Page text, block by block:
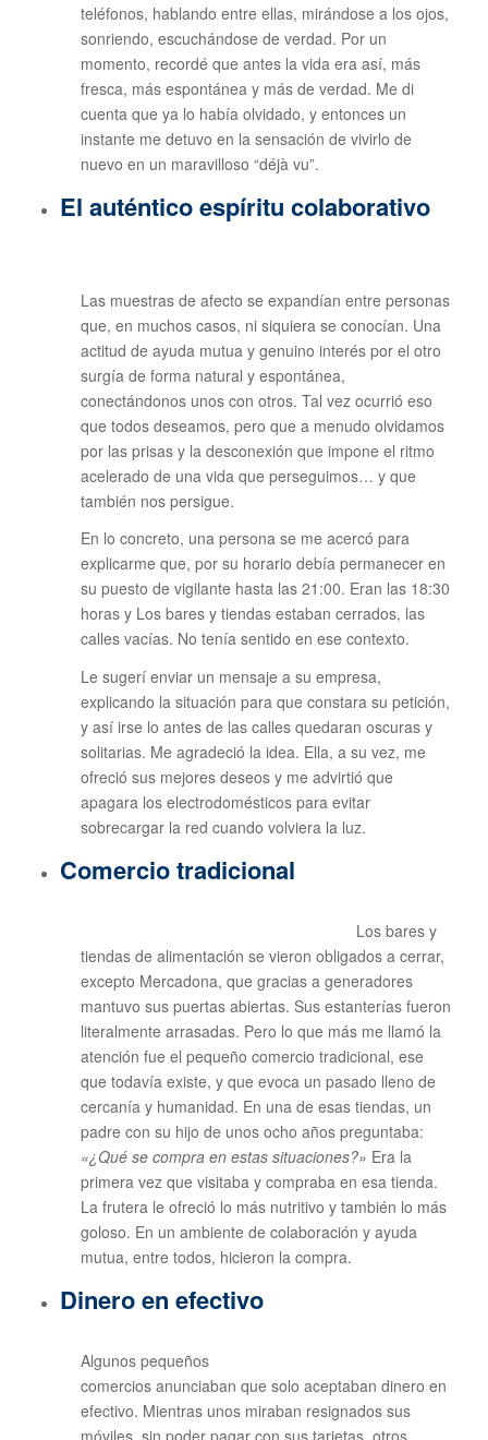
teléfonos, hablando entre ellas, mirándose a los ojos,
sonriendo, escuchándose de verdad. Por un
momento, recordé que antes la vida era así, más
fresca, más espontánea y más de verdad. Me di
cuenta que ya lo había olvidado, y entonces un
instante me detuvo en la sensación de vivirlo de
nuevo en un maravilloso “déjà vu”.
El auténtico espíritu colaborativo
Las muestras de afecto se expandían entre personas
que, en muchos casos, ni siquiera se conocían. Una
actitud de ayuda mutua y genuino interés por el otro
surgía de forma natural y espontánea,
conectándonos unos con otros. Tal vez ocurrió eso
que todos deseamos, pero que a menudo olvidamos
por las prisas y la desconexión que impone el ritmo
acelerado de una vida que perseguimos… y que
también nos persigue.
En lo concreto, una persona se me acercó para
explicarme que, por su horario debía permanecer en
su puesto de vigilante hasta las 21:00. Eran las 18:30
horas y Los bares y tiendas estaban cerrados, las
calles vacías. No tenía sentido en ese contexto.
Le sugerí enviar un mensaje a su empresa,
explicando la situación para que constara su petición,
y así irse lo antes de las calles quedaran oscuras y
solitarias. Me agradeció la idea. Ella, a su vez, me
ofreció sus mejores deseos y me advirtió que
apagara los electrodomésticos para evitar
sobrecargar la red cuando volviera la luz.
Comercio tradicional
Los bares y
tiendas de alimentación se vieron obligados a cerrar,
excepto Mercadona, que gracias a generadores
mantuvo sus puertas abiertas. Sus estanterías fueron
literalmente arrasadas. Pero lo que más me llamó la
atención fue el pequeño comercio tradicional, ese
que todavía existe, y que evoca un pasado lleno de
cercanía y humanidad. En una de esas tiendas, un
padre con su hijo de unos ocho años preguntaba:
«¿Qué se compra en estas situaciones?» Era la
primera vez que visitaba y compraba en esa tienda.
La frutera le ofreció lo más nutritivo y también lo más
goloso. En un ambiente de colaboración y ayuda
mutua, entre todos, hicieron la compra.
Dinero en efectivo
Algunos pequeños
comercios anunciaban que solo aceptaban dinero en
efectivo. Mientras unos miraban resignados sus